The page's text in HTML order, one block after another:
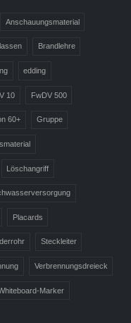
Anschauungsmaterial
Brandlehre
edding
10 FwDV 500
60+ Gruppe
Löschangriff
Placards
Steckleiter
Verbrennungsdreieck
Marker